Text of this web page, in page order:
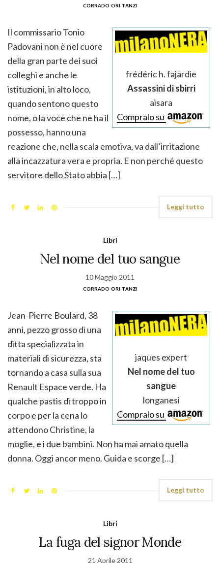
corrado ori tanzi
frédéric h. fajardie
Assassini di sbirri
aisara
Compralo su
Il commissario Tonio
Padovani non è nel cuore
della gran parte dei suoi
colleghi e anche le
istituzioni, in alto loco,
quando sentono questo
nome, o la voce che ne ha il
possesso, hanno una
reazione che, nella scala emotiva, va dall’irritazione
alla incazzatura vera e propria. E non perché questo
servitore dello Stato abbia […]
Leggi tutto
Libri
Nel nome del tuo sangue
10 Maggio 2011
corrado ori tanzi
jaques expert
Nel nome del tuo
sangue
longanesi
Compralo su
Jean-Pierre Boulard, 38
anni, pezzo grosso di una
ditta specializzata in
materiali di sicurezza, sta
tornando a casa sulla sua
Renault Espace verde. Ha
qualche pastis di troppo in
corpo e per la cena lo
attendono Christine, la
moglie, e i due bambini. Non ha mai amato quella
donna. Oggi ancor meno. Guida e scorge […]
Leggi tutto
Libri
La fuga del signor Monde
21 Aprile 2011